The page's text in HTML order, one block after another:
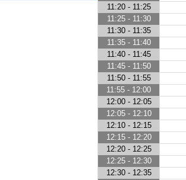
11:20 - 11:25
11:25 - 11:30
11:30 - 11:35
11:35 - 11:40
11:40 - 11:45
11:45 - 11:50
11:50 - 11:55
11:55 - 12:00
12:00 - 12:05
12:05 - 12:10
12:10 - 12:15
12:15 - 12:20
12:20 - 12:25
12:25 - 12:30
12:30 - 12:35